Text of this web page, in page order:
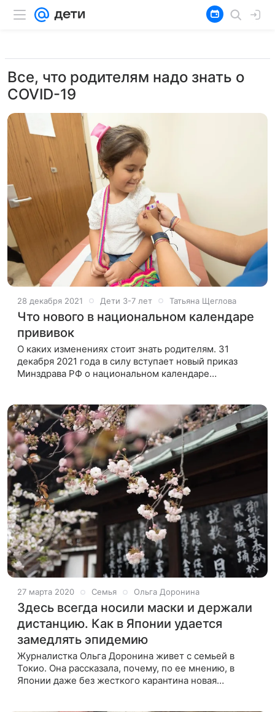
Все, что родителям надо знать о
COVID-19
28 декабря 2021 Дети 3-7 лет Татьяна Щеглова
Что нового в национальном календаре
прививок
О каких изменениях стоит знать родителям. 31
декабря 2021 года в силу вступает новый приказ
Минздрава РФ о национальном календаре
27 марта 2020 Семья Ольга Доронина
Здесь всегда носили маски и держали
дистанцию. Как в Японии удается
замедлять эпидемию
Журналистка Ольга Доронина живет с семьей в
Токио. Она рассказала, почему, по ее мнению, в
Японии даже без жесткого карантина новая